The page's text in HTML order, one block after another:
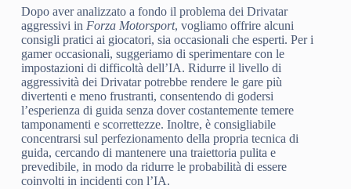
Dopo aver analizzato a fondo il problema dei Drivatar
aggressivi in Forza Motorsport, vogliamo offrire alcuni
consigli pratici ai giocatori, sia occasionali che esperti. Per i
gamer occasionali, suggeriamo di sperimentare con le
impostazioni di difficoltà dell’IA. Ridurre il livello di
aggressività dei Drivatar potrebbe rendere le gare più
divertenti e meno frustranti, consentendo di godersi
l’esperienza di guida senza dover costantemente temere
tamponamenti e scorrettezze. Inoltre, è consigliabile
concentrarsi sul perfezionamento della propria tecnica di
guida, cercando di mantenere una traiettoria pulita e
prevedibile, in modo da ridurre le probabilità di essere
coinvolti in incidenti con l’IA.